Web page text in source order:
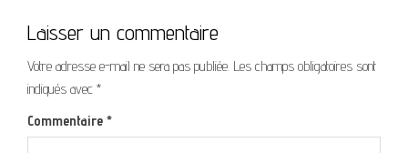
Laisser un commentaire
Votre adresse e-mail ne sera pas publiée. Les champs obligatoires sont
indiqués avec *
Commentaire *